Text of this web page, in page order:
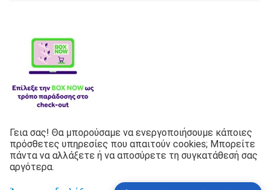
Λιπαντικά
Copyright © 2026 G.P Battery Center Corporation Inc. Με
την επιφύλαξη παντός δικαιώματος.
Γεια σας! Θα μπορούσαμε να ενεργοποιήσουμε κάποιες
πρόσθετες υπηρεσίες που απαιτούν cookies; Μπορείτε
πάντα να αλλάξετε ή να αποσύρετε τη συγκατάθεσή σας
αργότερα.